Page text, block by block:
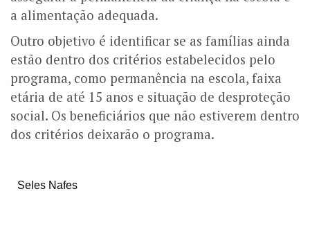
a alimentação adequada.
Outro objetivo é identificar se as famílias ainda
estão dentro dos critérios estabelecidos pelo
programa, como permanência na escola, faixa
etária de até 15 anos e situação de desproteção
social. Os beneficiários que não estiverem dentro
dos critérios deixarão o programa.
Seles Nafes